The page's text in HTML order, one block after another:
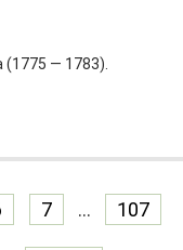
(1775 — 1783).
7 ... 107